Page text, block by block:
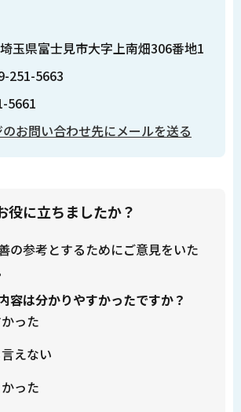
玉県富士見市大字上南畑306番地1
251-5663
5661
お問い合わせ先にメールを送る
役に立ちましたか？
の参考とするためにご意見をいた
容は分かりやすかったですか？
った
えない
った